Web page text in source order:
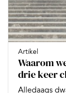
Artikel
Waarom
drie keer
Alledaags